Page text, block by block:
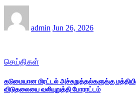
admin Jun 26, 2026
செய்திகள்
கடுமையான மிரட்டல் அச்சுறுத்தல்களுக்கு
விடுதலையை வலியுறுத்தி போராட்டம்